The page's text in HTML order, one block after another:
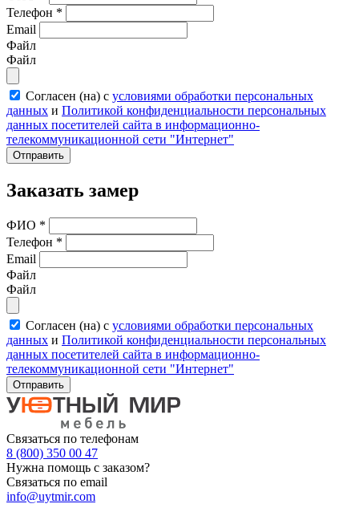
Телефон *
Email
Файл
Файл
Согласен (на) с условиями обработки персональных
данных и Политикой конфиденциальности персональных
данных посетителей сайта в информационно-
телекоммуникационной сети "Интернет"
Отправить
Заказать замер
ФИО *
Телефон *
Email
Файл
Файл
Согласен (на) с условиями обработки персональных
данных и Политикой конфиденциальности персональных
данных посетителей сайта в информационно-
телекоммуникационной сети "Интернет"
Отправить
Связаться по телефонам
8 (800) 350 00 47
Нужна помощь с заказом?
Связаться по email
info@uytmir.com